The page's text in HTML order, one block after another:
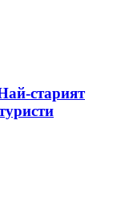
старият